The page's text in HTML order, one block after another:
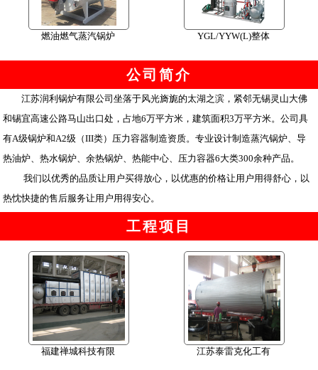
燃油燃气蒸汽锅炉 YGL/YYW(L)整体
公司简介
江苏润利锅炉有限公司坐落于风光旖旎的太湖之滨，紧邻无锡灵山大佛
和锡宜高速公路马山出口处，占地6万平方米，建筑面积3万平方米。公司具
有A级锅炉和A2级（III类）压力容器制造资质。专业设计制造蒸汽锅炉、导
热油炉、热水锅炉、余热锅炉、热能中心、压力容器6大类300余种产品。
我们以优秀的品质让用户买得放心，以优惠的价格让用户用得舒心，以
热忱快捷的售后服务让用户用得安心。
工程项目
福建禅城科技有限 江苏泰雷克化工有